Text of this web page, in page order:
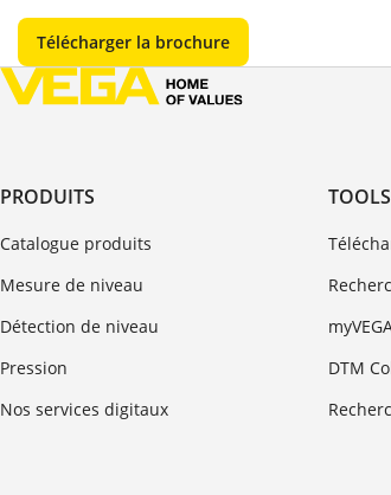
Télécharger la brochure
PRODUITS
Catalogue produits
Mesure de niveau
Détection de niveau
Pression
Nos services digitaux
TOOLS
DTM